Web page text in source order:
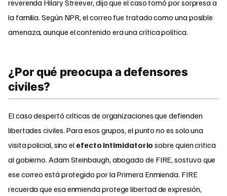
reverenda Hilary Streever, dijo que el caso tomó por sorpresa a
la familia. Según NPR, el correo fue tratado como una posible
amenaza, aunque el contenido era una crítica política.
¿Por qué preocupa a defensores
civiles?
El caso despertó críticas de organizaciones que defienden
libertades civiles. Para esos grupos, el punto no es solo una
visita policial, sino el efecto intimidatorio sobre quien critica
al gobierno. Adam Steinbaugh, abogado de FIRE, sostuvo que
ese correo está protegido por la Primera Enmienda. FIRE
recuerda que esa enmienda protege libertad de expresión,